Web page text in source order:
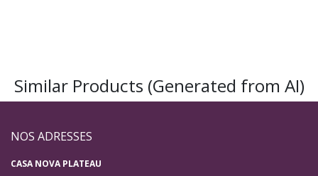
Similar Products (Generated from AI)
NOS ADRESSES
CASA NOVA PLATEAU